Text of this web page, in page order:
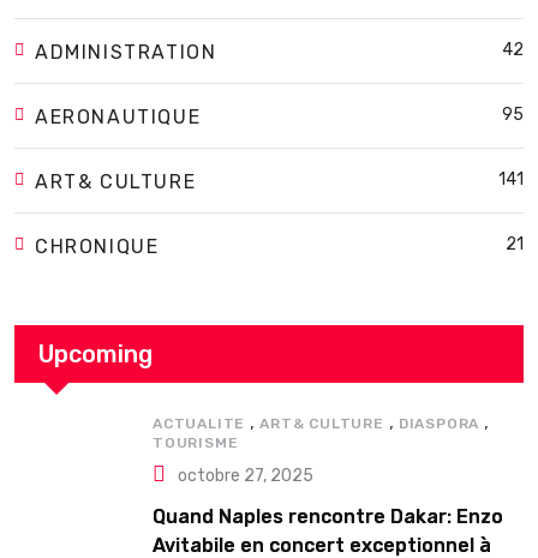
ADMINISTRATION 42
AERONAUTIQUE 95
ART& CULTURE 141
CHRONIQUE 21
Upcoming
ACTUALITE ,ART& CULTURE , DIASPORA ,
TOURISME
octobre 27, 2025
Quand Naples rencontre Dakar: Enzo
Avitabile en concert exceptionnel à